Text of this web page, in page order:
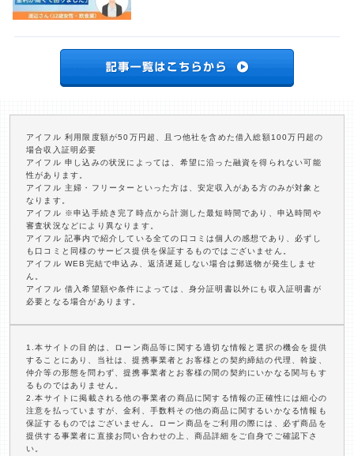
アイフル 利用限度額が50万円超、且つ他社を含めた借入総額100万円超の
場合収入証明必要
アイフル 申し込みの状況によっては、希望に沿った融資を得られない可能
性があります。
アイフル 主婦・フリーターといった方は、安定収入がある方のみが対象と
なります。
アイフル ※申込手続き完了時点から計測した最短時間であり、申込時間や
審査状況などにより異なります。
アイフル 記事内で紹介している全ての口コミは個人の感想であり、必ずし
も口コミと同様のサービス提供を保証するものではございません。
アイフル WEB完結で申込み、返済遅延しない場合は郵送物が発生しませ
ん。
アイフル 借入希望額や条件によっては、身分証明書以外にも収入証明書が
必要となる場合があります。
1.本サイトの目的は、ローン商品等に関する適切な情報と選択の機会を提供
することにあり、当社は、提携事業者とお客様との契約締結の代理、斡旋、
仲介等の形態を問わず、提携事業者とお客様の間の契約にいかなる関与もす
るものではありません。
2.本サイトに掲載される他の事業者の商品に関する情報の正確性には細心の
注意を払っていますが、金利、手数料その他の商品に関するいかなる情報も
保証するものではございません。ローン商品をご利用の際には、必ず商品を
提供する事業者に直接お問い合わせの上、商品詳細をご自身でご確認下さ
い。